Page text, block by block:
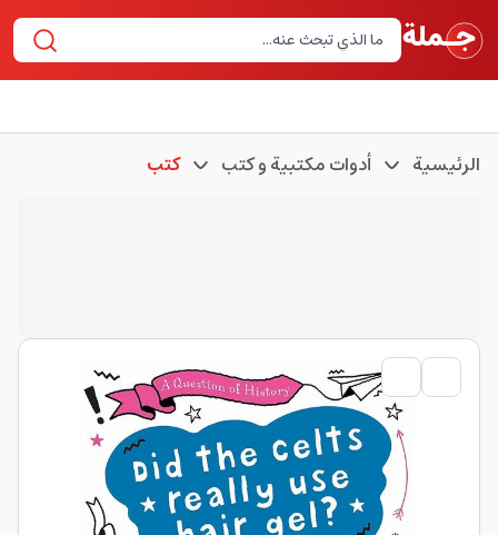
الرئيسية أدوات مكتبية و كتب كتب